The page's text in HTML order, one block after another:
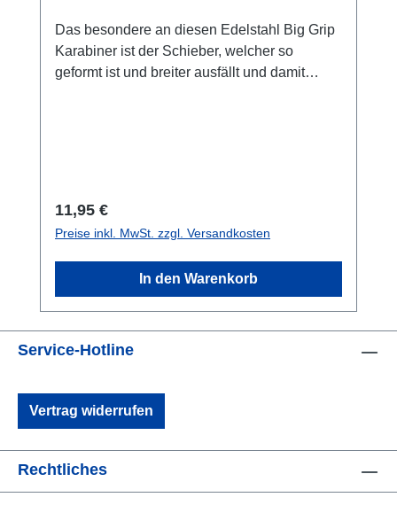
Das besondere an diesen Edelstahl Big Grip
Karabiner ist der Schieber, welcher so
geformt ist und breiter ausfällt und damit
Regulärer Preis:
11,95 €
Preise inkl. MwSt. zzgl. Versandkosten
In den Warenkorb
Service-Hotline
Vertrag widerrufen
Rechtliches